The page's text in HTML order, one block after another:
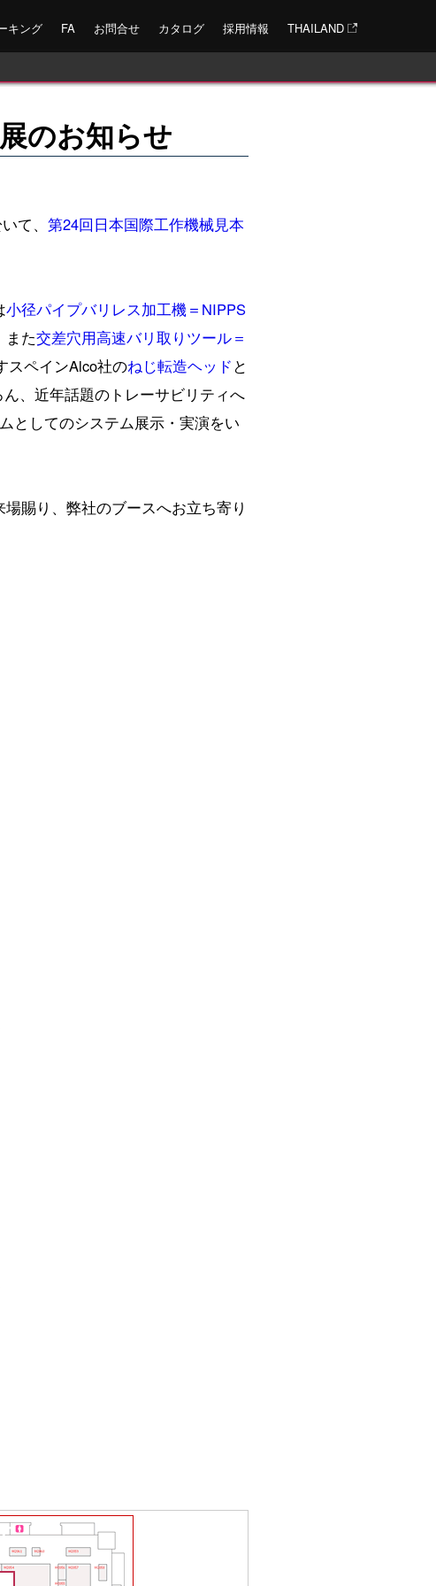
のお知らせ
て、 第24回日本国際工作機械見本
小径パイプバリレス加工機＝NIPPS
また交差穴用高速バリ取りツール＝
スペインAlco社のねじ転造ヘッド と
ん、近年話題のトレーサビリティへ
としてのシステム展示・実演をい
下さい。
賜り、弊社のブースへお立ち寄り
キング FA お問合せ カタログ 採用情報 THAILAND